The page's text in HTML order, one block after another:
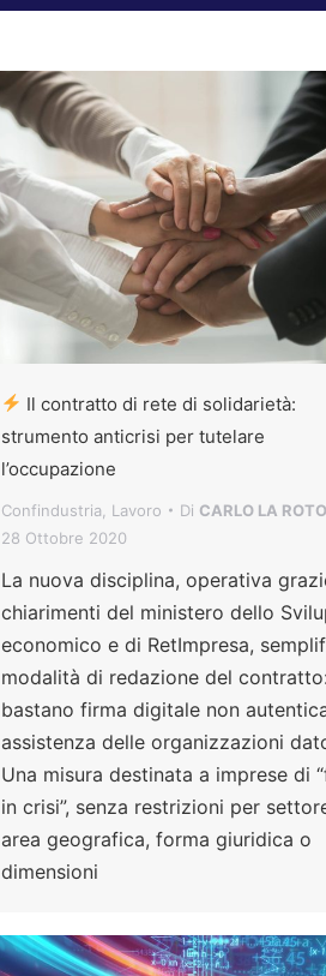
Il contratto di rete di solidarietà:
strumento anticrisi per tutelare
l’occupazione
Confindustria Lavoro Di CARLO LA
28 Ottobre 2020
La nuova disciplina, operativa
chiarimenti del ministero dello
economico e di RetImpresa,
modalità di redazione del contratto:
bastano firma digitale non
assistenza delle organizzazioni
Una misura destinata a imprese di
in crisi”, senza restrizioni per
area geografica, forma giuridica o
dimensioni